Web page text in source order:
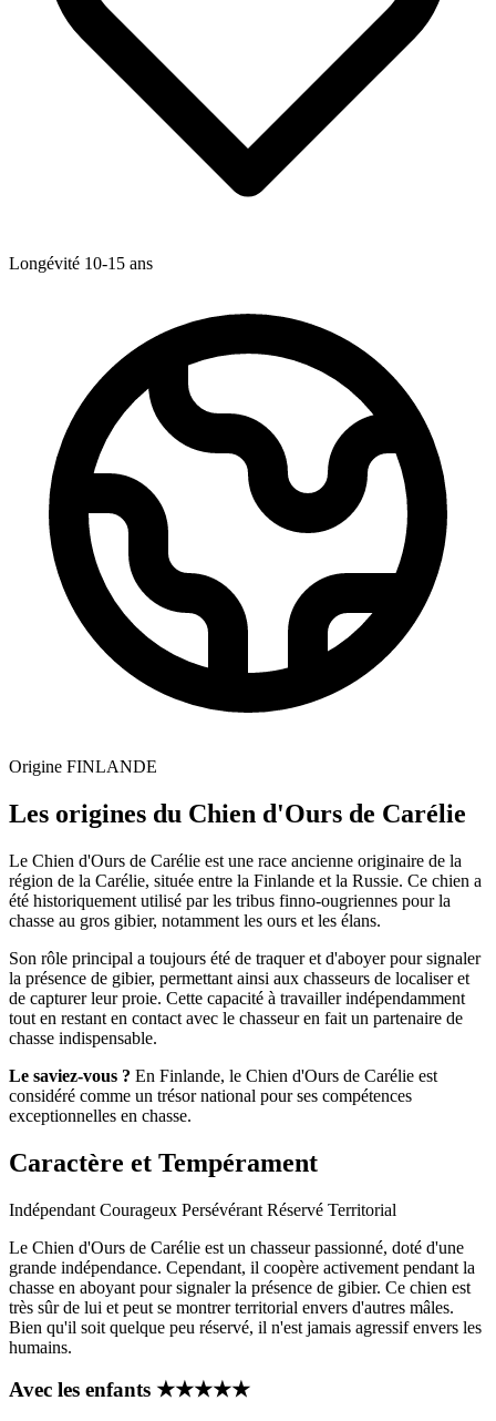
Longévité 10-15 ans
Origine FINLANDE
Les origines du Chien d'Ours de Carélie
Le Chien d'Ours de Carélie est une race ancienne originaire de la
région de la Carélie, située entre la Finlande et la Russie. Ce chien a
été historiquement utilisé par les tribus finno-ougriennes pour la
chasse au gros gibier, notamment les ours et les élans.
Son rôle principal a toujours été de traquer et d'aboyer pour signaler
la présence de gibier, permettant ainsi aux chasseurs de localiser et
de capturer leur proie. Cette capacité à travailler indépendamment
tout en restant en contact avec le chasseur en fait un partenaire de
chasse indispensable.
Le saviez-vous ? En Finlande, le Chien d'Ours de Carélie est
considéré comme un trésor national pour ses compétences
exceptionnelles en chasse.
Caractère et Tempérament
Indépendant Courageux Persévérant Réservé Territorial
Le Chien d'Ours de Carélie est un chasseur passionné, doté d'une
grande indépendance. Cependant, il coopère activement pendant la
chasse en aboyant pour signaler la présence de gibier. Ce chien est
très sûr de lui et peut se montrer territorial envers d'autres mâles.
Bien qu'il soit quelque peu réservé, il n'est jamais agressif envers les
humains.
Avec les enfants ★★★★★